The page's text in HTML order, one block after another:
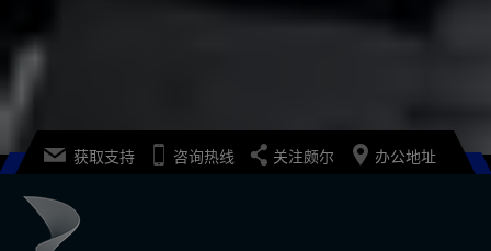
获取支持 咨询热线 关注颇尔 办公地址